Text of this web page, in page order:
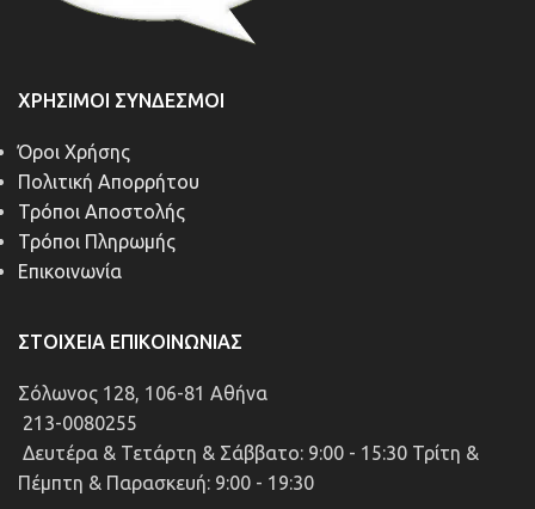
ΧΡΉΣΙΜΟΙ ΣΎΝΔΕΣΜΟΙ
Όροι Χρήσης
Πολιτική Απορρήτου
Τρόποι Αποστολής
Τρόποι Πληρωμής
Επικοινωνία
ΣΤΟΙΧΕΊΑ ΕΠΙΚΟΙΝΩΝΊΑΣ
Σόλωνος 128, 106-81 Αθήνα
213-0080255
Δευτέρα & Τετάρτη & Σάββατο: 9:00 - 15:30 Τρίτη &
Πέμπτη & Παρασκευή: 9:00 - 19:30